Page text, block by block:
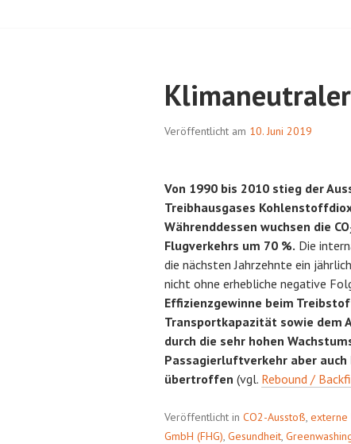
Veröffentlicht am 10. Juni 2019
Von 1990 bis 2010 stieg der
Treibhausgases
Währenddessen wuchsen die CO
Flugverkehrs um 70 %. Die
die nächsten Jahrzehnte ein
nicht ohne erhebliche negative
Effizienzgewinne beim
Transportkapazität sowie dem
durch die sehr hohen
Passagierluftverkehr aber
übertroffen (vgl. Rebound /
Veröffentlicht in CO2-Ausstoß externe
GmbH (FHG) Gesundheit